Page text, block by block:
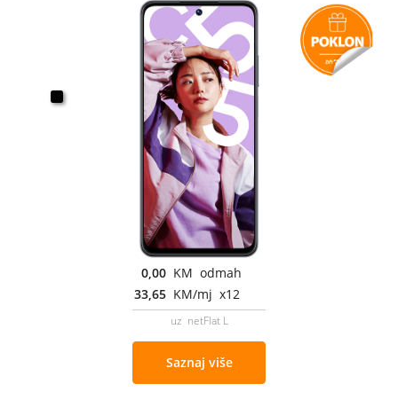
0,00 KM odmah
33,65 KM/mj x12
uz netFlat L
Saznaj više